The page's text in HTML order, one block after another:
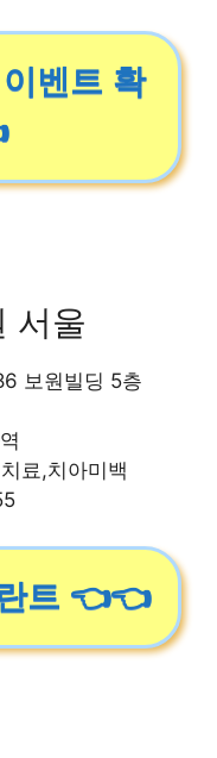
벤트 확
서울
보원빌딩 5층
료,치아미백
트 👈👈